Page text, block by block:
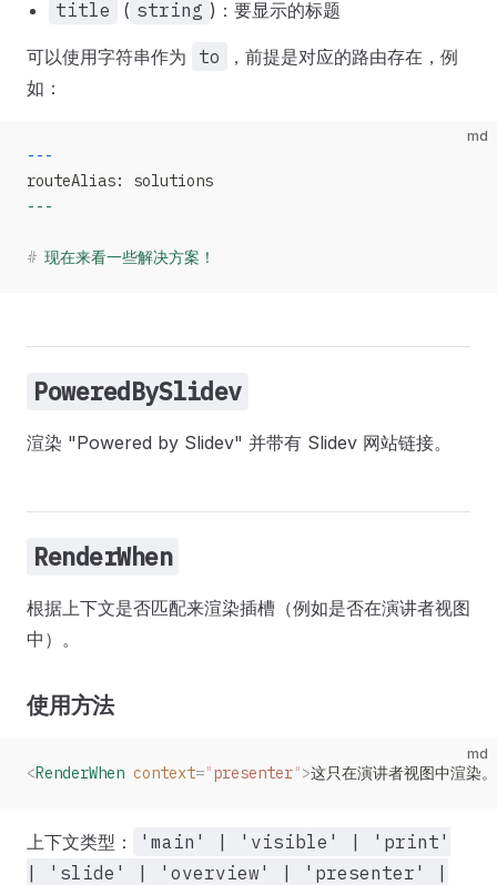
title ( string )：要显示的标题
可以使用字符串作为 to
，前提是对应的路由存在，例
如：
md
---
routeAlias: solutions
---
# 现在来看一些解决方案！
PoweredBySlidev
渲染 "Powered by Slidev" 并带有 Slidev 网站链接。
RenderWhen
根据上下文是否匹配来渲染插槽（例如是否在演讲者视图
中）。
使用方法
md
<RenderWhen context="presenter">这只在演讲者视图中渲染。
上下文类型：
'main' | 'visible' | 'print'
| 'slide' | 'overview' | 'presenter' |